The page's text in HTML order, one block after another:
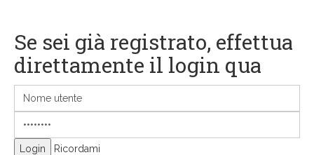
Se sei già registrato, effettua
direttamente il login qua
Ricordami